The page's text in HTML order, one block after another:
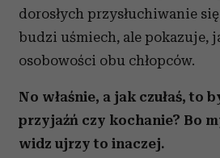
dorosłych przysłuchiwanie
budzi uśmiech, ale pokazuje,
osobowości obu chłopców.
No właśnie, a jak czułaś, to
przyjaźń czy kochanie? Bo
widz ujrzy to inaczej.